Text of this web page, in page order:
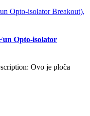
Opto-isolator
Ovo je ploča